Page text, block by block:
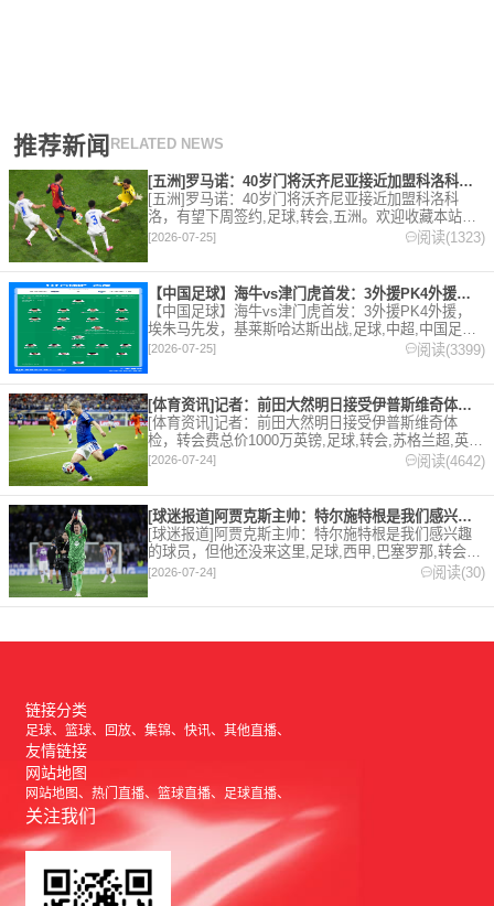
推荐新闻 RELATED NEWS
[五洲]罗马诺：40岁门将沃齐尼亚接近加盟科洛科洛，有望下周
[五洲]罗马诺：40岁门将沃齐尼亚接近加盟科洛科
洛，有望下周签约,足球,转会,五洲。欢迎收藏本站，
24小时为你更新最新的足球，篮球体育资讯。
[2026-07-25] 阅读(1323)
【中国足球】海牛vs津门虎首发：3外援PK4外援，埃朱马先发
【中国足球】海牛vs津门虎首发：3外援PK4外援，
埃朱马先发，基莱斯哈达斯出战,足球,中超,中国足球,
天津津门虎,青岛海牛。欢迎收藏本站，24小时为你更
[2026-07-25] 阅读(3399)
[体育资讯]记者：前田大然明日接受伊普斯维奇体检，转会费总价
[体育资讯]记者：前田大然明日接受伊普斯维奇体
检，转会费总价1000万英镑,足球,转会,苏格兰超,英
超,伊普斯维奇。欢迎收藏本站，24小时为你更新最新
的足球，篮球体育资讯。
[2026-07-24] 阅读(4642)
[球迷报道]阿贾克斯主帅：特尔施特根是我们感兴趣的球员，但他
[球迷报道]阿贾克斯主帅：特尔施特根是我们感兴趣
的球员，但他还没来这里,足球,西甲,巴塞罗那,转会,
五洲,荷甲。欢迎收藏本站，24小时为你更新最新的足
球，篮球体育资讯。
[2026-07-24] 阅读(30)
链接分类
足球 篮球 回放 集锦 快讯 其他直播
友情链接
网站地图
网站地图 热门直播 篮球直播 足球直播
关注我们